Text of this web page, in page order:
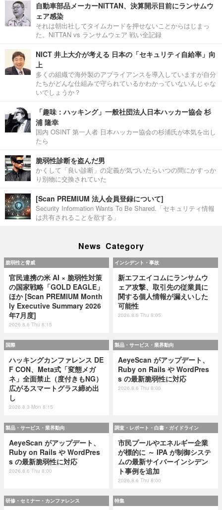
自動車部品メーカーNITTAN、決算開示目前にランサムウ
ェア感染
それは朝出社してタイムカードを押せないことからはじまっ
た。NITTAN vs ランサムウェア 戦い全記録
NICT 井上大介が考える 日本の「セキュリティ自給率」向
上
多くの組織で海外製のアプライアンスを導入していますが自分
たちがどんな仕組みで守られているかわかっていないんじゃな
いでしょうか？
「趣味：ハッキング」一般社団法人日本ハッカー協会 杉
浦 隆幸
国内 OSINT 第一人者 日本ハッカー協会の杉浦氏が本気を出し
たら
脆弱性診断を盗んだ男
かくして「良い診断」の定義が気づいたらいつの間にかすっか
り別物に交換されていた
[Scan PREMIUM 法人会員登録について]
Security Information Wants To Be Shared.「セキュリティ情報
は共有されることを欲する」
News Category
脆弱性と脅威
官民連携の米 AI × 脆弱性対策
の国家戦略「GOLD EAGLE」
ほか [Scan PREMIUM Month
ly Executive Summary 2026
年7月度]
2026.8.6 Thu 8:15
インシデント・事故
新エフエイコムにランサムウ
ェア攻撃、取引先の従業員に
関する個人情報が漏えいした
可能性
2026.8.6 Thu 8:05
国際
ハッキングカンファレンス DE
F CON、Meta式「変態メガ
ネ」全面禁止（度付きもNG）
広がるスマートグラス締め出
し
2026.8.3 Mon 8:15
製品・サービス・業界動向
AeyeScan がアップデート、
Ruby on Rails や WordPres
s の最新脆弱性に対応
2026.8.6 Thu 8:00
製品・サービス・業界動向
AeyeScan がアップデート、
Ruby on Rails や WordPres
s の最新脆弱性に対応
2026.8.6 Thu 8:00
調査・レポート・白書・ガイドライン
市民プールやエネルギー企業
が標的に ～ IPA が制御システ
ムの最新サイバーインシデン
ト事例を追加
2026.8.6 Thu 8:00
研修・セミナー・カンファレンス 特集